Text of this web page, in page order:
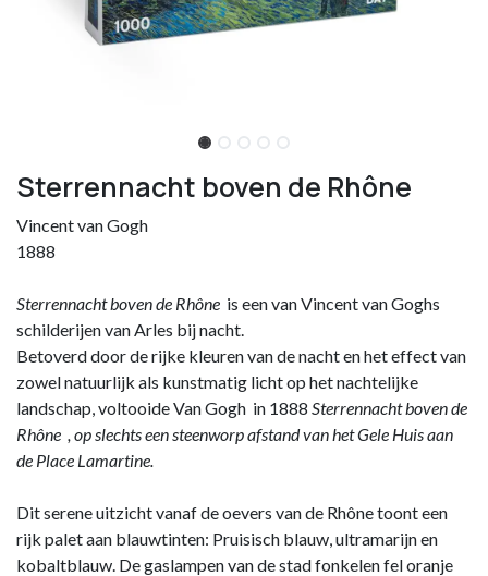
Sterrennacht boven de Rhône
Vincent van Gogh
1888
Sterrennacht boven de Rhône is een van Vincent van Goghs
schilderijen van Arles bij nacht.
Betoverd door de rijke kleuren van de nacht en het effect van
zowel natuurlijk als kunstmatig licht op het nachtelijke
landschap, voltooide Van Gogh in 1888 Sterrennacht boven de
Rhône , op slechts een steenworp afstand van het Gele Huis aan
de Place Lamartine.
Dit serene uitzicht vanaf de oevers van de Rhône toont een
rijk palet aan blauwtinten: Pruisisch blauw, ultramarijn en
kobaltblauw. De gaslampen van de stad fonkelen fel oranje